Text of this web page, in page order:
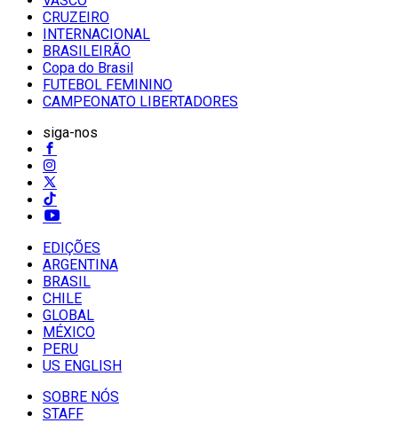
CRUZEIRO
INTERNACIONAL
BRASILEIRÃO
Copa do Brasil
FUTEBOL FEMININO
CAMPEONATO LIBERTADORES
siga-nos
EDIÇÕES
ARGENTINA
BRASIL
CHILE
GLOBAL
MÉXICO
PERU
US ENGLISH
SOBRE NÓS
STAFF